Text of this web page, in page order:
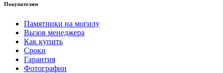
Покупателям
Памятники на могилу
Вызов менеджера
Как купить
Сроки
Гарантия
Фотографии